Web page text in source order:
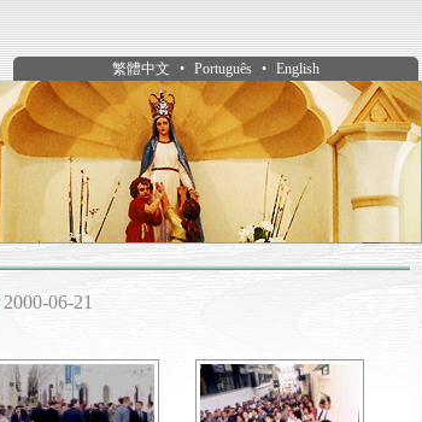
繁體中文 • Português • English
2000-06-21